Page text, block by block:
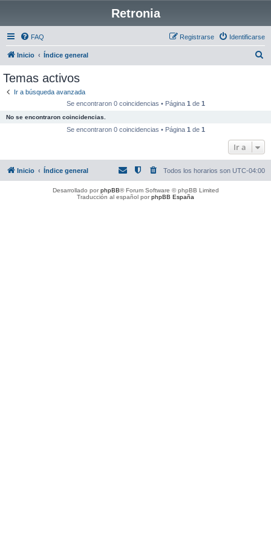
Retronia
FAQ Identificarse
Registrarse
Inicio Índice general
Temas activos
Ir a búsqueda avanzada
Se encontraron 0 coincidencias • Página 1 de 1
No se encontraron coincidencias.
Se encontraron 0 coincidencias • Página 1 de 1
Ir a
Inicio Índice general Todos los horarios son UTC-04:00
Desarrollado porphpBB® Forum Software © phpBB Limited
Traducción al español porphpBB España